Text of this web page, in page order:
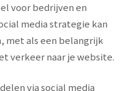
voor bedrijven en
media strategie kan
met als een belangrijk
verkeer naar je website.
via social media